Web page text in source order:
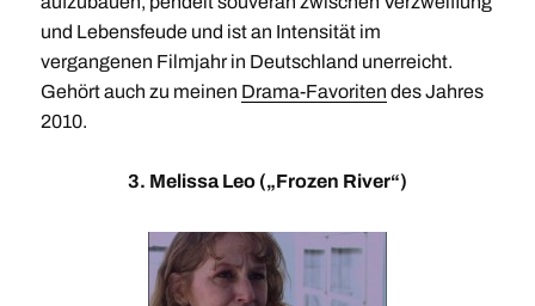
und Lebensfeude und ist an Intensität im
vergangenen Filmjahr in Deutschland unerreicht.
Gehört auch zu meinen Drama-Favoriten des Jahres
2010.
3. Melissa Leo („Frozen River“)